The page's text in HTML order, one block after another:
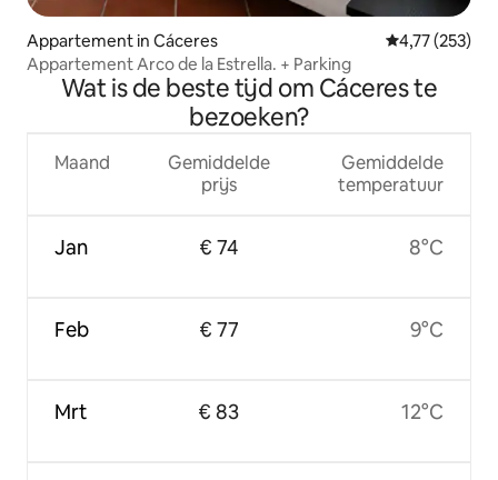
Appartement in Cáceres Gemiddelde
4,77 (253)
Appartement Arco de la Estrella. + Parking
Wat is de beste tijd om Cáceres te
bezoeken?
Maand
Jan
Feb
Mrt
Gemiddelde
prijs
€ 74
€ 77
€ 83
Gemiddelde
temperatuur
8°C
9°C
12°C